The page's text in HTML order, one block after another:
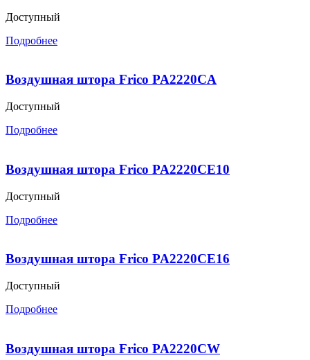
Доступный
Подробнее
Воздушная штора Frico PA2220CA
Доступный
Подробнее
Воздушная штора Frico PA2220CE10
Доступный
Подробнее
Воздушная штора Frico PA2220CE16
Доступный
Подробнее
Воздушная штора Frico PA2220CW